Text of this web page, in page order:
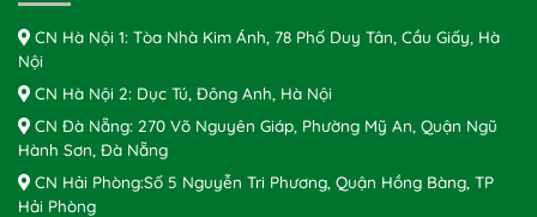
CN Hà Nội 1: Tòa Nhà Kim Ánh, 78 Phố Duy Tân, Cầu Giấy, Hà
Nội
CN Hà Nội 2: Dục Tú, Đông Anh, Hà Nội
CN Đà Nẵng: 270 Võ Nguyên Giáp, Phường Mỹ An, Quận Ngũ
Hành Sơn, Đà Nẵng
CN Hải Phòng:Số 5 Nguyễn Tri Phương, Quận Hồng Bàng, TP
Hải Phòng